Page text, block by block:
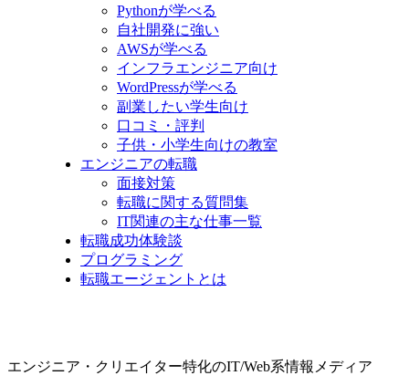
Pythonが学べる
自社開発に強い
AWSが学べる
インフラエンジニア向け
WordPressが学べる
副業したい学生向け
口コミ・評判
子供・小学生向けの教室
エンジニアの転職
面接対策
転職に関する質問集
IT関連の主な仕事一覧
転職成功体験談
プログラミング
転職エージェントとは
エンジニア・クリエイター特化のIT/Web系情報メディア